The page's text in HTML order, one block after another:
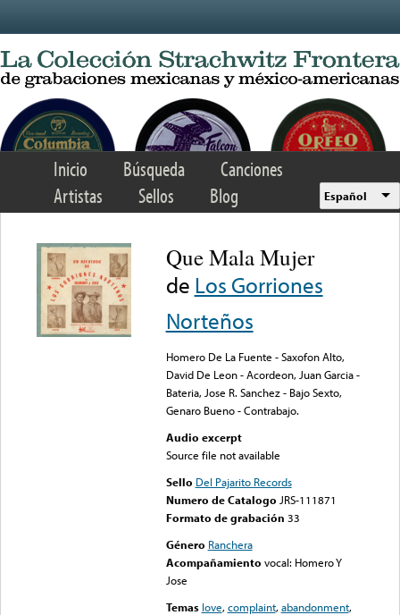
Inicio Búsqueda
Canciones
Artistas
Sellos Blog Español
Que Mala Mujer
de Los Gorriones
Norteños
Homero De La Fuente - Saxofon Alto,
David De Leon - Acordeon, Juan Garcia -
Bateria, Jose R. Sanchez - Bajo Sexto,
Genaro Bueno - Contrabajo.
Audio excerpt
Source file not available
Sello Del Pajarito Records
Numero de Catalogo JRS-111871
Formato de grabación 33
Género Ranchera
Acompañamiento vocal: Homero Y
Jose
Temas love,complaint,abandonment,